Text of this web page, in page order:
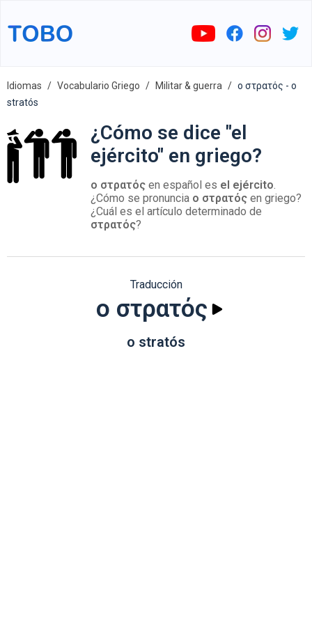
Idiomas Vocabulario Griego Militar & guerra
ο στρατός - o
stratós
¿Cómo se dice "el
ejército" en griego?
ο στρατός en español es el ejército.
¿Cómo se pronuncia ο στρατός en griego?
¿Cuál es el artículo determinado de
στρατός?
Traducción
ο στρατός
o stratós